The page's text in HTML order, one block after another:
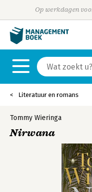
Op werkdagen
Literatuur en romans
Tommy Wieringa
Nirwana